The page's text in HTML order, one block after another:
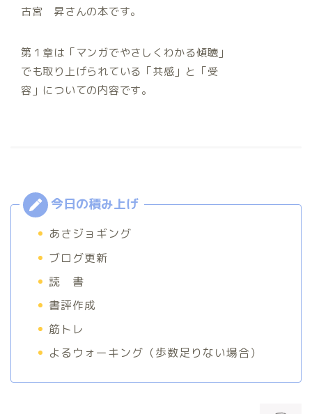
古宮 昇さんの本です。
第１章は「マンガでやさしくわかる傾聴」
でも取り上げられている「共感」と「受
容」についての内容です。
あさジョギング
ブログ更新
読 書
書評作成
筋トレ
よるウォーキング（歩数足りない場合）